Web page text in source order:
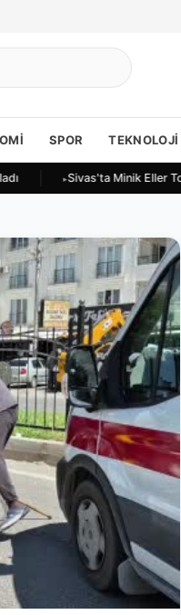
SPOR TEKNOLOJI
Sivas'ta Minik Eller